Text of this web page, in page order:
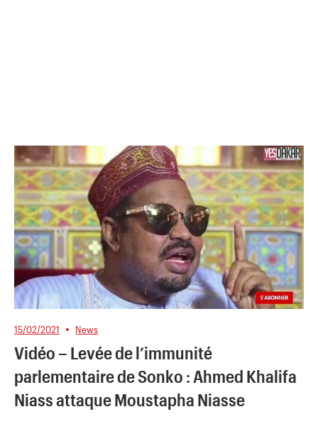
15/02/2021 News
Vidéo – Levée de l’immunité
parlementaire de Sonko : Ahmed Khalifa
Niass attaque Moustapha Niasse